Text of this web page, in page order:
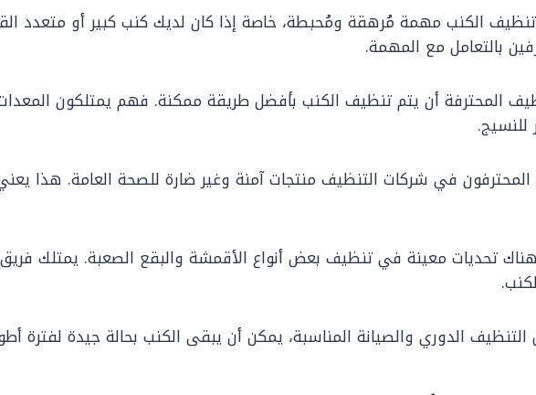
الكنب مهمة مُرهقة ومُحبطة، خاصة إذا كان لديك كنب كبير أو متعدد
بالتعامل مع المهمة.
المحترفة أن يتم تنظيف الكنب بأفضل طريقة ممكنة. فهم يمتلكون المعدات
في شركات التنظيف منتجات آمنة وغير ضارة للصحة العامة. هذا
تحديات معينة في تنظيف بعض أنواع الأقمشة والبقع الصعبة. يمتلك
الدوري والصيانة المناسبة، يمكن أن يبقى الكنب بحالة جيدة لفترة